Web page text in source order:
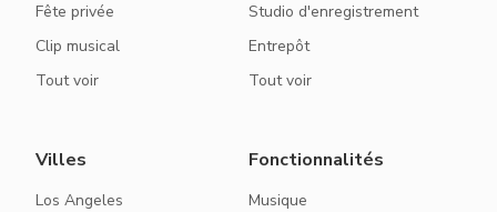
Fête privée
Clip musical
Tout voir
Studio d'enregistrement
Entrepôt
Tout voir
Villes
Los Angeles
Fonctionnalités
Musique